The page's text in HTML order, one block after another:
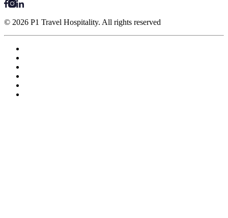
© 2026 P1 Travel Hospitality. All rights reserved